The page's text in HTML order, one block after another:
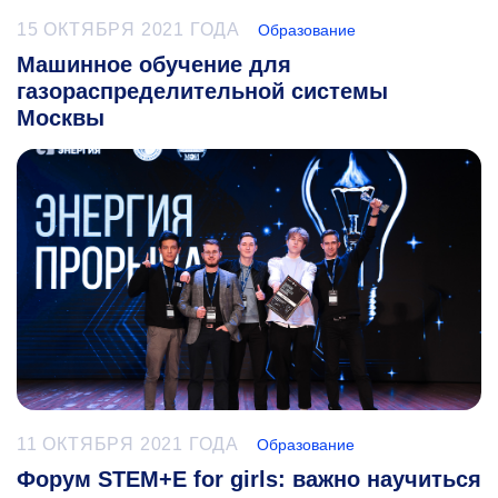
15 ОКТЯБРЯ 2021 ГОДА Образование
Машинное обучение для
газораспределительной системы
Москвы
11 ОКТЯБРЯ 2021 ГОДА Образование
Форум STEM+E for girls: важно научиться